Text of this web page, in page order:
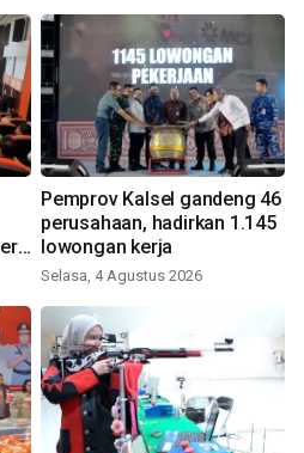
Pemprov Kalsel gandeng 46
perusahaan, hadirkan 1.145
lowongan kerja
Selasa, 4 Agustus 2026